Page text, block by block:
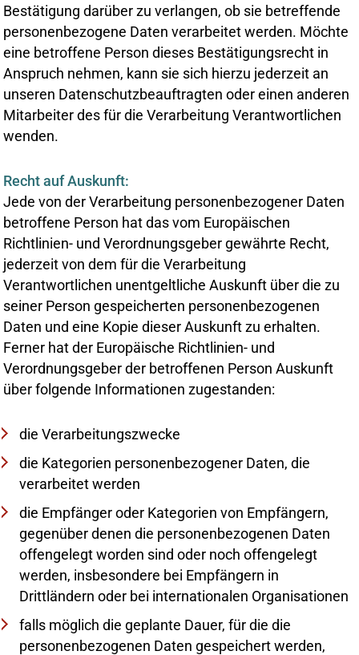
Bestätigung darüber zu verlangen, ob sie betreffende
personenbezogene Daten verarbeitet werden. Möchte
eine betroffene Person dieses Bestätigungsrecht in
Anspruch nehmen, kann sie sich hierzu jederzeit an
unseren Datenschutzbeauftragten oder einen anderen
Mitarbeiter des für die Verarbeitung Verantwortlichen
wenden.
Recht auf Auskunft:
Jede von der Verarbeitung personenbezogener Daten
betroffene Person hat das vom Europäischen
Richtlinien- und Verordnungsgeber gewährte Recht,
jederzeit von dem für die Verarbeitung
Verantwortlichen unentgeltliche Auskunft über die zu
seiner Person gespeicherten personenbezogenen
Daten und eine Kopie dieser Auskunft zu erhalten.
Ferner hat der Europäische Richtlinien- und
Verordnungsgeber der betroffenen Person Auskunft
über folgende Informationen zugestanden:
die Verarbeitungszwecke
die Kategorien personenbezogener Daten, die
verarbeitet werden
die Empfänger oder Kategorien von Empfängern,
gegenüber denen die personenbezogenen Daten
offengelegt worden sind oder noch offengelegt
werden, insbesondere bei Empfängern in
Drittländern oder bei internationalen Organisationen
falls möglich die geplante Dauer, für die die
personenbezogenen Daten gespeichert werden,